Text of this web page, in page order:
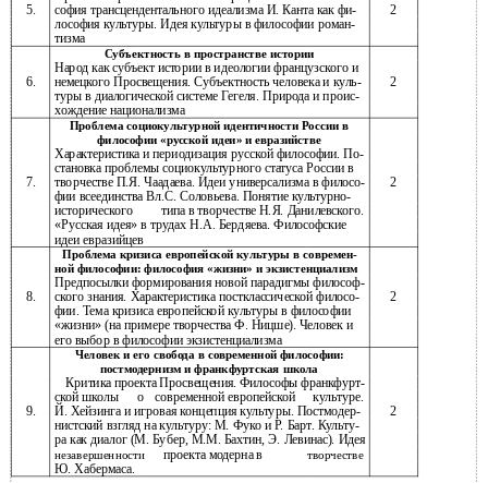
5.
2
софия трансцендентального идеализма И. Канта как фи-
лософия культуры. Идея культуры в философии роман-
тизма
Субъектность в пространстве истории
Народ как субъект истории в идеологии французского и
6. немецкого Просвещения. Субъектность человека и куль- 2
туры в диалогической системе Гегеля. Природа и проис-
хождение национализма
Проблема социокультурной идентичности России в
философии «русской идеи» и евразийстве
Характеристика и периодизация русской философии. По-
становка проблемы социокультурного статуса России в
7.
творчестве П.Я. Чаадаева. Идеи универсализма в филосо-
2
фии всеединства Вл.С. Соловьева. Понятие культурно-
исторического
типа в творчестве Н.Я. Данилевского.
«Русская идея» в трудах Н.А. Бердяева. Философские
идеи евразийцев
Проблема кризиса европейской культуры в современ-
ной философии: философия «жизни» и экзистенциализм
Предпосылки формирования новой парадигмы философ-
8. ского знания. Характеристика постклассической филосо- 2
фии. Тема кризиса европейской культуры в философии
«жизни» (на примере творчества Ф. Ницше). Человек и
его выбор в философии экзистенциализма
Человек и его свобода в современной философии:
постмодернизм и франкфуртская школа
Критика проекта Просвещения. Философы франкфурт-
ской школы
о современной европейской
культуре.
9.
Й. Хейзинга и игровая концепция культуры. Постмодер-
2
нистский взгляд на культуру: М. Фуко и Р. Барт. Культу-
ра как диалог (М. Бубер, М.М. Бахтин, Э. Левинас). Идея
незавершенности проекта модерна в творчестве
Ю. Хабермаса.